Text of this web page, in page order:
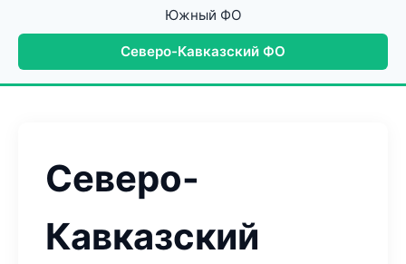
Южный ФО
Северо-Кавказский ФО
Северо-
Кавказский